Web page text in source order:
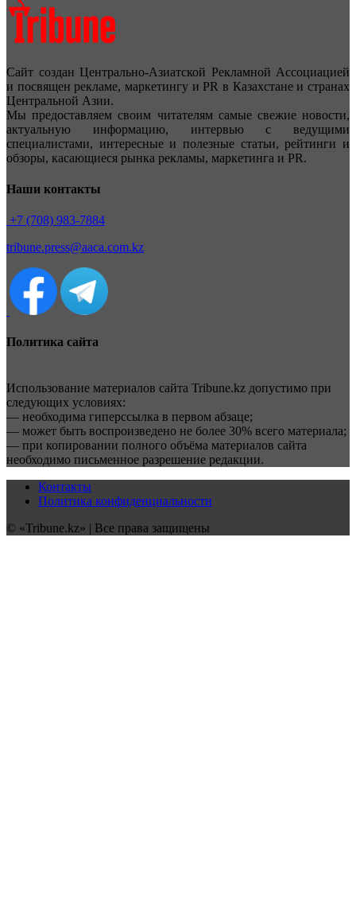
Сайт создан Центрально-Азиатской Рекламной Ассоциацией
и посвящен рекламе, маркетингу и PR в Казахстане и странах
Центральной Азии.
Мы предоставляем своим читателям самые свежие новости,
актуальную информацию, интервью с ведущими
специалистами, интересные и полезные статьи, рейтинги и
обзоры, касающиеся рынка рекламы, маркетинга и PR.
Наши контакты
+7 (708) 983-7884
tribune.press@aaca.com.kz
Политика сайта
Использование материалов сайта Tribune.kz допустимо при
следующих условиях:
— необходима гиперссылка в первом абзаце;
— может быть воспроизведено не более 30% всего материала;
— при копировании полного объёма материалов сайта
необходимо письменное разрешение редакции.
Контакты
Политика конфиденциальности
© «Tribune.kz» | Все права защищены